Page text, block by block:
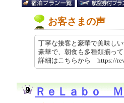
お客さまの声
丁寧な接客と豪華で美味し
豪華で、朝食も多種類揃っ
詳細はこちらから https://
ＲｅＬａｂｏ Ｍ